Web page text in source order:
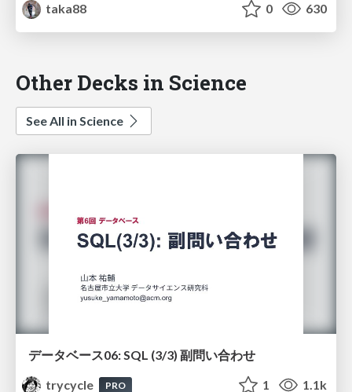
taka88
0 630
Other Decks in Science
See All in Science
データベース06: SQL (3/3) 副問い合わせ
trycycle
PRO 1 1.1k